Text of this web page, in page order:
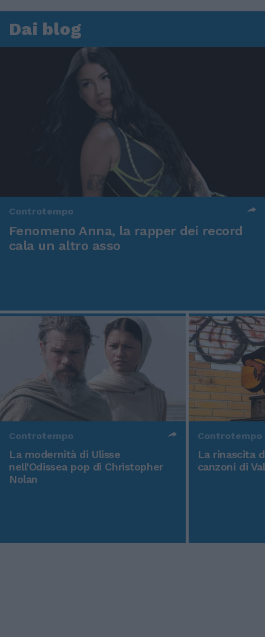
Dai blog
Controtempo
Fenomeno Anna, la rapper dei record
cala un altro asso
Controtempo
La modernità di Ulisse
nell'Odissea pop di Christopher
Nolan
Controtempo
La rinascita
canzoni di